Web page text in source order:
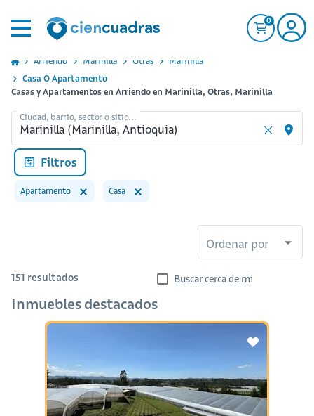
0
Arriendo Marinilla Otras
Marinilla
Casa O Apartamento
Casas y Apartamentos en Arriendo en Marinilla, Otras, Marinilla
Ciudad, barrio, sector o sitio...
Filtros
Apartamento Casa
Ordenar por
151 resultados Buscar cerca de mi
Inmuebles destacados